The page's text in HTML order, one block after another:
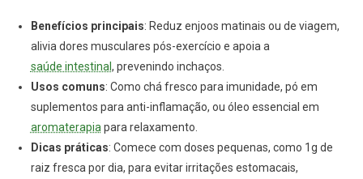
Benefícios principais: Reduz enjoos matinais ou de viagem,
alivia dores musculares pós-exercício e apoia a
saúde intestinal , prevenindo inchaços.
Usos comuns: Como chá fresco para imunidade, pó em
suplementos para anti-inflamação, ou óleo essencial em
aromaterapia para relaxamento.
Dicas práticas: Comece com doses pequenas, como 1g de
raiz fresca por dia, para evitar irritações estomacais,